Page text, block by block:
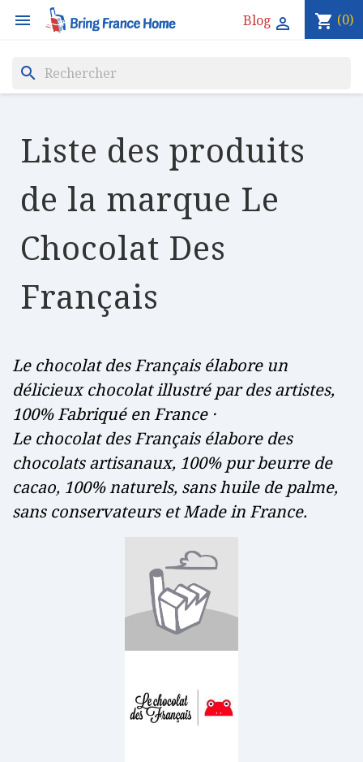
 shopping_cart (0)

Blog
search
Liste des produits
de la marque Le
Chocolat Des
Français
Le chocolat des Français élabore un
délicieux chocolat illustré par des artistes,
100% Fabriqué en France ·
Le chocolat des Français élabore des
chocolats artisanaux, 100% pur beurre de
cacao, 100% naturels, sans huile de palme,
sans conservateurs et Made in France.